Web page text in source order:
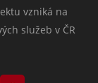
vzniká na
služeb v ČR